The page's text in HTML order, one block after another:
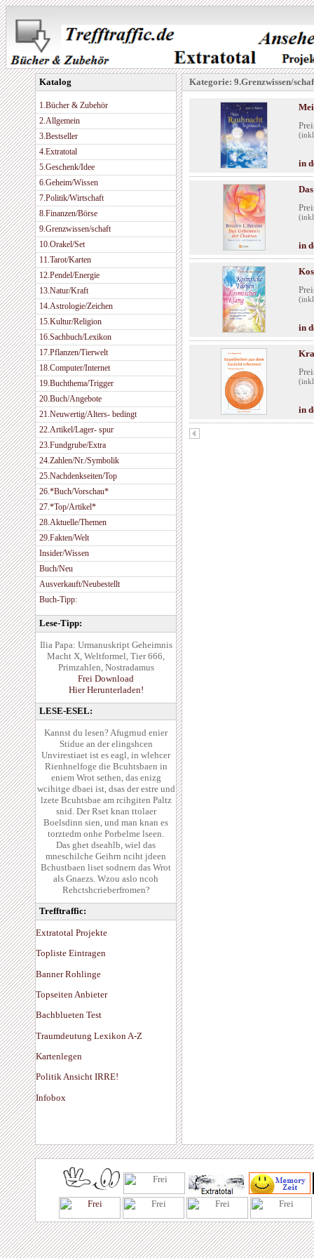
Katalog
1.Bücher & Zubehör
2.Allgemein
3.Bestseller
4.Extratotal
5.Geschenk/Idee
6.Geheim/Wissen
7.Politik/Wirtschaft
8.Finanzen/Börse
9.Grenzwissen/schaft
10.Orakel/Set
11.Tarot/Karten
12.Pendel/Energie
13.Natur/Kraft
14.Astrologie/Zeichen
15.Kultur/Religion
16.Sachbuch/Lexikon
17.Pflanzen/Tierwelt
18.Computer/Internet
19.Buchthema/Trigger
20.Buch/Angebote
21.Neuwertig/Alters- bedingt
22.Artikel/Lager- spur
23.Fundgrube/Extra
24.Zahlen/Nr./Symbolik
25.Nachdenkseiten/Top
26.*Buch/Vorschau*
27.*Top/Artikel*
28.Aktuelle/Themen
29.Fakten/Welt
Insider/Wissen
Buch/Neu
Ausverkauft/Neubestellt
Buch-Tipp:
Lese-Tipp:
Ilia Papa: Urmanuskript Geheimnis
Macht X, Weltformel, Tier 666,
Primzahlen, Nostradamus
Frei Download
Hier Herunterladen!
LESE-ESEL:
Kannst du lesen? Afugrnud enier
Stidue an der elingshcen
Unvirestiaet ist es eagl, in wlehcer
Rienhnelfoge die Bcuhtsbaen in
eniem Wrot sethen, das enizg
wcihitge dbaei ist, dsas der estre und
lzete Bcuhtsbae am rcihgiten Paltz
snid. Der Rset knan ttolaer
Boelsdinn sien, und man knan es
torztedm onhe Porbelme lseen.
Das ghet dseahlb, wiel das
mneschilche Geihrn nciht jdeen
Bchustbaen liset sodnern das Wrot
als Gnaezs. Wzou aslo ncoh
Rehctshcrieberfromen?
Trefftraffic:
Extratotal Projekte
Topliste Eintragen
Banner Rohlinge
Topseiten Anbieter
Bachblueten Test
Traumdeutung Lexikon A-Z
Kartenlegen
Politik Ansicht IRRE!
Infobox
Kategorie: 9.Grenzwissen/
in
in
in
in